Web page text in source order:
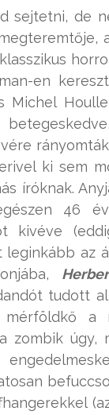
de
en
Michel
ki sem
íróknak.
46
az
tudott
a
zombik úgy,